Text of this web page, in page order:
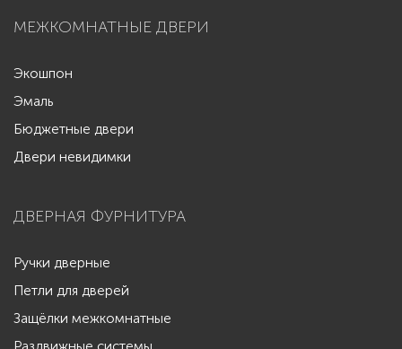
МЕЖКОМНАТНЫЕ ДВЕРИ
Экошпон
Эмаль
Бюджетные двери
Двери невидимки
ДВЕРНАЯ ФУРНИТУРА
Ручки дверные
Петли для дверей
Защёлки межкомнатные